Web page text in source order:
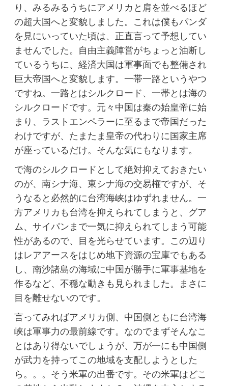
り、みるみるうちにアメリカと肩を並べるほど
の超大国へと変貌しました。これは僕もパンダ
を見にいっていた頃は、正直言って予想してい
ませんでした。自由主義陣営がちょっと油断し
ているうちに、経済大国は軍事面でも整備され
巨大帝国へと変貌します。一帯一路というやつ
ですね。一路とはシルクロード、一帯とは海の
シルクロードです。元々中国は秦の始皇帝に始
まり、ラストエンペラーに至るまで帝国だった
わけですが、たまたま皇帝の代わりに国家主席
が座っているだけ。そんな気にもなります。
で海のシルクロードとして絶対抑えておきたい
のが、南シナ海、東シナ海の交易権ですが、そ
うなると必然的に台湾海峡はゆずれません。一
方アメリカも台湾を抑えられてしまうと、グア
ム、サイパンまで一気に抑えられてしまう可能
性があるので、目を光らせています。この辺り
はレアアースをはじめ地下資源の宝庫でもある
し、南沙諸島の海域に中国が勝手に軍事基地を
作るなど、不穏な動きも見られました。まさに
目を離せないのです。
言ってみればアメリカ側、中国側ともに台湾海
峡は軍事力の最前線です。なのでまずそんなこ
とはあり得ないでしょうが、万が一にも中国側
が武力を持ってこの地域を支配しようとした
ら。。。そう米軍の出番です。その米軍はどこ